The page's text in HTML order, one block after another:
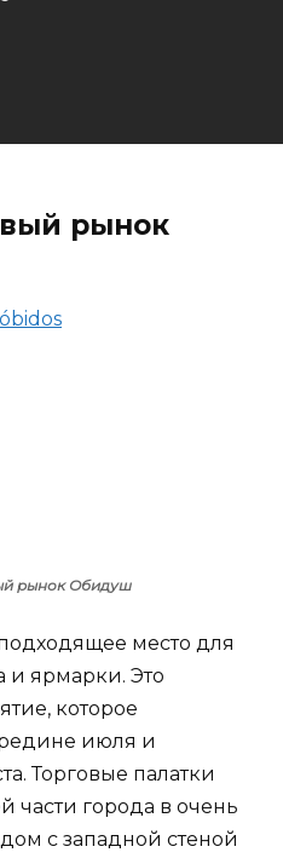
рынок
рынок Обидуш
место для
и ярмарки. Это
которое
июля и
Торговые палатки
части города в очень
с западной стеной